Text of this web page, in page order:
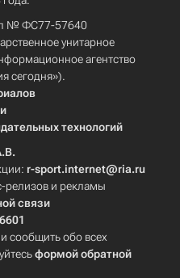
№ ФС77-57640
унитарное
агентство
сегодня»).
технологий
r-sport.internet@ria.ru
релизов и рекламы
связи
сообщить обо всех
формой обратной